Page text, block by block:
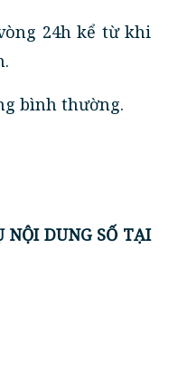
24h kể từ khi
bình thường.
NỘI DUNG SỐ TẠI